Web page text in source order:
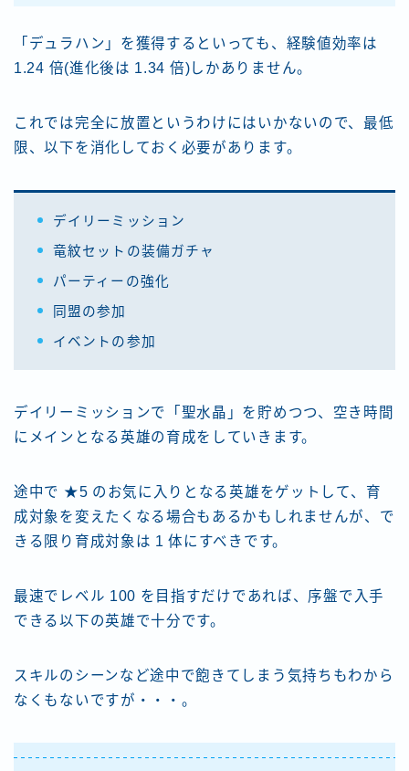
「デュラハン」を獲得するといっても、経験値効率は
1.24 倍(進化後は 1.34 倍)しかありません。
これでは完全に放置というわけにはいかないので、最低
限、以下を消化しておく必要があります。
デイリーミッション
竜紋セットの装備ガチャ
パーティーの強化
同盟の参加
イベントの参加
デイリーミッションで「聖水晶」を貯めつつ、空き時間
にメインとなる英雄の育成をしていきます。
途中で ★5 のお気に入りとなる英雄をゲットして、育
成対象を変えたくなる場合もあるかもしれませんが、で
きる限り育成対象は 1 体にすべきです。
最速でレベル 100 を目指すだけであれば、序盤で入手
できる以下の英雄で十分です。
スキルのシーンなど途中で飽きてしまう気持ちもわから
なくもないですが・・・。